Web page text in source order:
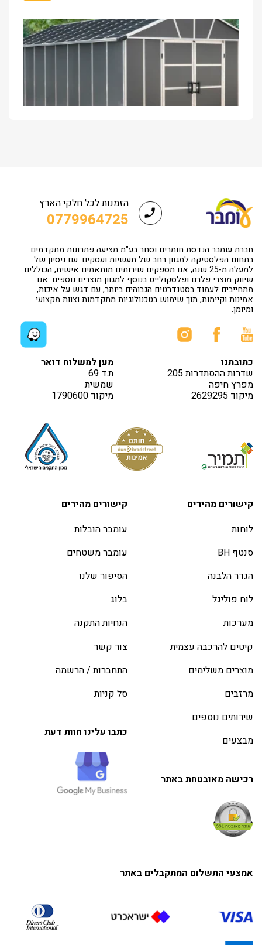
הזמנות לכל חלקי הארץ
0779964725
חברת עומבר הנדסת חומרים וסחר בע"מ מציעה פתרונות מתקדמים
בתחום הפלסטיקה למגוון רחב של תעשיות ועסקים. עם ניסיון של
למעלה מ-25 שנה, אנו מספקים שירותים מותאמים אישית, הכוללים
שיווק מוצרי פלרם ופלסקולייט בנוסף למגוון מוצרים נוספים. אנו
מתחייבים לעמוד בסטנדרטים הגבוהים ביותר, עם דגש על איכות,
אמינות וקיימות, תוך שימוש בטכנולוגיות מתקדמות וצוות מקצועי
ומיומן.
כתובתנו
שדרות ההסתדרות 205
מפרץ חיפה
מיקוד 2629295
מען למשלוח דואר
ת.ד 69
שמשית
מיקוד 1790600
קישורים מהירים
לוחות
סנטף BH
הגדר הלבנה
לוח פוליגל
מערכות
קיטים להרכבה עצמית
מוצרים משלימים
מרזבים
שירותים נוספים
מבצעים
רכישה מאובטחת באתר
קישורים מהירים
עומבר הובלות
עומבר משטחים
הסיפור שלנו
בלוג
הנחיות התקנה
צור קשר
התחברות / הרשמה
סל קניות
כתבו עלינו חוות דעת
אמצעי התשלום המתקבלים באתר